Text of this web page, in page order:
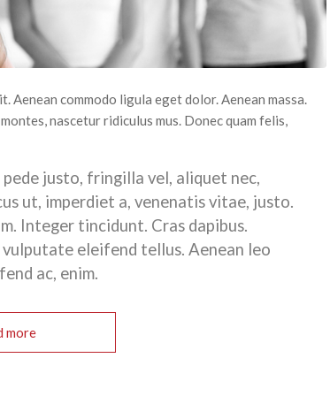
Aenean commodo ligula eget dolor. Aenean massa.
nascetur ridiculus mus. Donec quam felis,
justo, fringilla vel, aliquet nec,
ut, imperdiet a, venenatis vitae, justo.
Integer tincidunt. Cras dapibus.
vulputate eleifend tellus. Aenean leo
ac, enim.
more